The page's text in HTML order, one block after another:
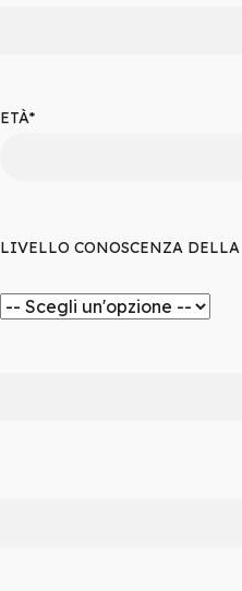
ETÀ*
LIVELLO CONOSCENZA